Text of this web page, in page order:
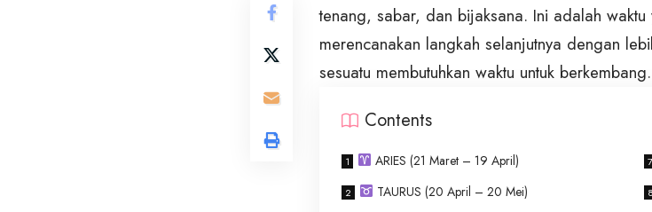
tenang, sabar, dan bijaksana. Ini adalah waktu
merencanakan langkah selanjutnya dengan
sesuatu membutuhkan waktu untuk berkembang.
Contents
ARIES (21 Maret – 19 April)
TAURUS (20 April – 20 Mei)